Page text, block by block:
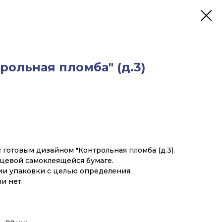
пломба" (д.3)
дизайном "Контрольная пломба (д.3).
самоклеящейся бумаге.
упаковки с целью определения,
нет.